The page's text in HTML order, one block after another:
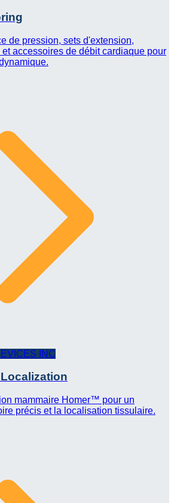
de pression, sets d'extension,
accessoires de débit cardiaque pour
INC
mammaire Homer™ pour un
précis et la localisation tissulaire.